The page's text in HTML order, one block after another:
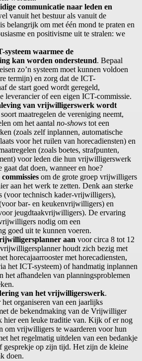
communicatie naar leden en
vanuit het bestuur als vanuit de
belangrijk om met één mond te praten en
en positivisme uit te stralen: we
systeem waarmee de
kan worden ondersteund. Bepaal
zo’n systeem moet kunnen voldoen
termijn) en zorg dat de ICT-
de start goed wordt geregeld,
leverancier of een eigen ICT-commissie.
van vrijwilligerswerk wordt
maatregelen de vereniging neemt,
om het aantal no-shows tot een
(zoals zelf inplannen, automatische
voor het ruilen van horecadiensten) en
(zoals boetes, strafpunten,
voor leden die hun vrijwilligerswerk
gaat dat doen, wanneer en hoe?
om de grote groep vrijwilligers
aan het werk te zetten. Denk aan sterke
(voor technisch kader-vrijwilligers),
bar- en keukenvrijwilligers) en
jeugdtaakvrijwilligers). De ervaring
nodig om een
goed uit te kunnen voeren.
aan voor circa 8 tot 12
houdt zich bezig met
horecajaarrooster met horecadiensten,
het ICT-systeem) of handmatig inplannen
het afhandelen van planningsproblemen
van het vrijwilligerswerk.
organiseren van een jaarlijks
de bekendmaking van de Vrijwilliger
hier een leuke traditie van. Kijk of er nog
om vrijwilligers te waarderen voor hun
het regelmatig uitdelen van een bedankje
gesprekje op zijn tijd. Het zijn de kleine
doen.